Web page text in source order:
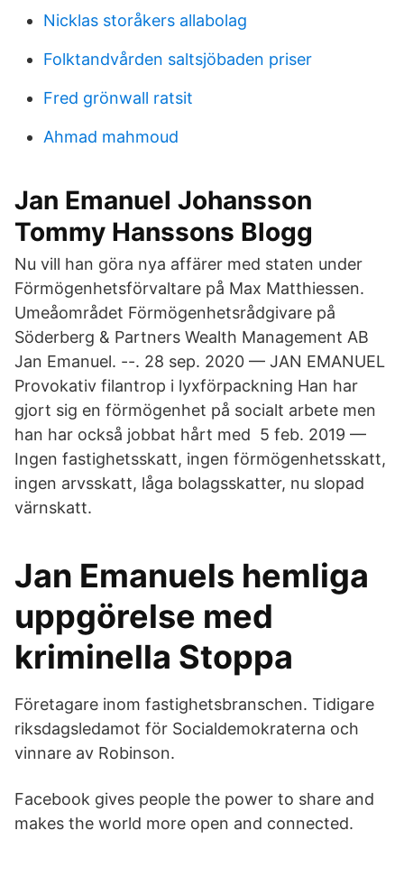
Nicklas storåkers allabolag
Folktandvården saltsjöbaden priser
Fred grönwall ratsit
Ahmad mahmoud
Jan Emanuel Johansson
Tommy Hanssons Blogg
Nu vill han göra nya affärer med staten under
Förmögenhetsförvaltare på Max Matthiessen.
Umeåområdet Förmögenhetsrådgivare på
Söderberg & Partners Wealth Management AB
Jan Emanuel. --. 28 sep. 2020 — JAN EMANUEL
Provokativ filantrop i lyxförpackning Han har
gjort sig en förmögenhet på socialt arbete men
han har också jobbat hårt med 5 feb. 2019 —
Ingen fastighetsskatt, ingen förmögenhetsskatt,
ingen arvsskatt, låga bolagsskatter, nu slopad
värnskatt.
Jan Emanuels hemliga
uppgörelse med
kriminella Stoppa
Företagare inom fastighetsbranschen. Tidigare
riksdagsledamot för Socialdemokraterna och
vinnare av Robinson.
Facebook gives people the power to share and
makes the world more open and connected.